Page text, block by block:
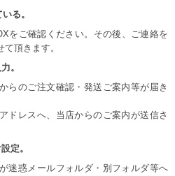
る。
をご確認ください。その後、ご連絡を
頂きます。
。
らのご注文確認・発送ご案内等が届き
ドレスへ、当店からのご案内が送信さ
定。
迷惑メールフォルダ・別フォルダ等へ